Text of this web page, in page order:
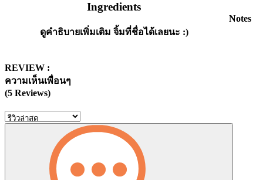
Ingredients
ดูคำธิบายเพิ่มเติม จิ้มที่ชื่อได้เลยนะ :)
Notes
REVIEW :
ความเห็นเพื่อนๆ
(5 Reviews)